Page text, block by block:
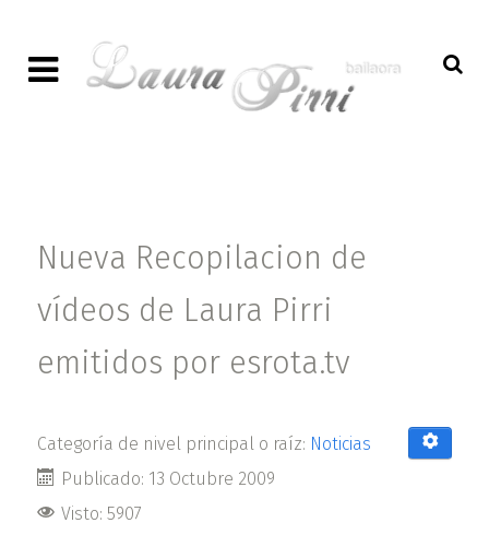
Nueva Recopilacion de
vídeos de Laura Pirri
emitidos por esrota.tv
Categoría de nivel principal o raíz: Noticias
Publicado: 13 Octubre 2009
Visto: 5907